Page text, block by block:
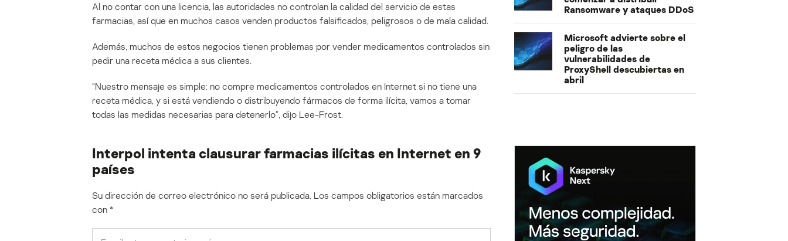
Al no contar con una licencia, las autoridades no controlan la calidad del servicio de estas
farmacias, así que en muchos casos venden productos falsificados, peligrosos o de mala calidad.
Además, muchos de estos negocios tienen problemas por vender medicamentos controlados sin
pedir una receta médica a sus clientes.
“Nuestro mensaje es simple: no compre medicamentos controlados en Internet si no tiene una
receta médica, y si está vendiendo o distribuyendo fármacos de forma ilícita, vamos a tomar
todas las medidas necesarias para detenerlo”, dijo Lee-Frost.
Interpol intenta clausurar farmacias ilícitas en Internet en 9
países
Su dirección de correo electrónico no será publicada. Los campos obligatorios están marcados
con *
Ransomware y ataques DDoS
Microsoft advierte sobre el
peligro de las
vulnerabilidades de
ProxyShell descubiertas en
abril